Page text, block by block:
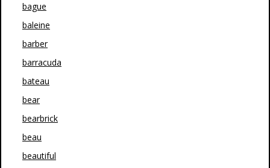
bague
baleine
barber
barracuda
bateau
bear
bearbrick
beau
beautiful